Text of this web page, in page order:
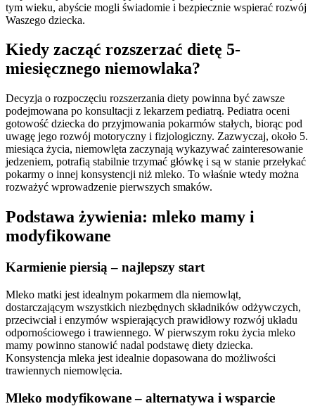
tym wieku, abyście mogli świadomie i bezpiecznie wspierać rozwój
Waszego dziecka.
Kiedy zacząć rozszerzać dietę 5-
miesięcznego niemowlaka?
Decyzja o rozpoczęciu rozszerzania diety powinna być zawsze
podejmowana po konsultacji z lekarzem pediatrą. Pediatra oceni
gotowość dziecka do przyjmowania pokarmów stałych, biorąc pod
uwagę jego rozwój motoryczny i fizjologiczny. Zazwyczaj, około 5.
miesiąca życia, niemowlęta zaczynają wykazywać zainteresowanie
jedzeniem, potrafią stabilnie trzymać główkę i są w stanie przełykać
pokarmy o innej konsystencji niż mleko. To właśnie wtedy można
rozważyć wprowadzenie pierwszych smaków.
Podstawa żywienia: mleko mamy i
modyfikowane
Karmienie piersią – najlepszy start
Mleko matki jest idealnym pokarmem dla niemowląt,
dostarczającym wszystkich niezbędnych składników odżywczych,
przeciwciał i enzymów wspierających prawidłowy rozwój układu
odpornościowego i trawiennego. W pierwszym roku życia mleko
mamy powinno stanowić nadal podstawę diety dziecka.
Konsystencja mleka jest idealnie dopasowana do możliwości
trawiennych niemowlęcia.
Mleko modyfikowane – alternatywa i wsparcie